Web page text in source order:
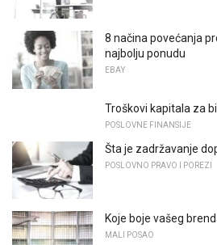
8 načina povećanja
najbolju ponudu
EBAY
Troškovi kapitala za
POSLOVNE FINANSIJE
Šta je zadržavanje
POSLOVNO PRAVO I POREZI
Koje boje vašeg
MALI POSAO